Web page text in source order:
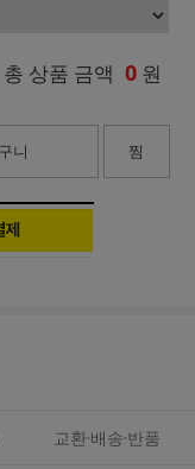
총 상품 금액 0 원
니 찜
교환·배송·반품